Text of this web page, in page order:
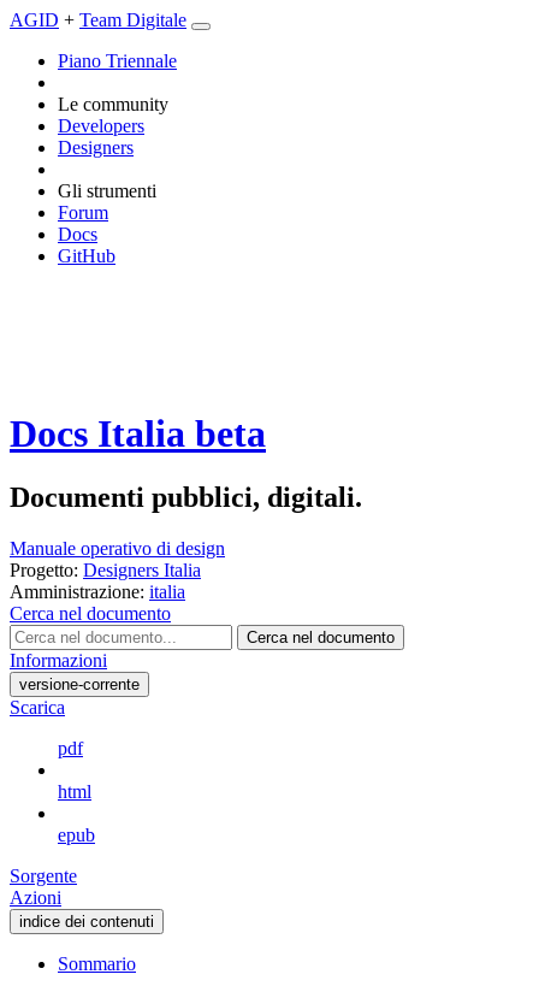
AGID + Team Digitale
Piano Triennale
Le community
Developers
Designers
Gli strumenti
Forum
Docs
GitHub
Docs Italia beta
Documenti pubblici, digitali.
Manuale operativo di design
Progetto: Designers Italia
Amministrazione: italia
Cerca nel documento
Cerca nel documento
Informazioni
versione-corrente
Scarica
pdf
html
epub
Sorgente
Azioni
indice dei contenuti
Sommario